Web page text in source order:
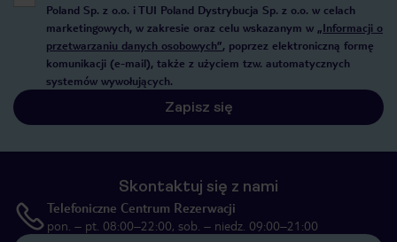
Poland Sp. z o.o. i TUI Poland Dystrybucja Sp. z o.o. w celach
marketingowych, w zakresie oraz celu wskazanym w „Informacji o
przetwarzaniu danych osobowych”, poprzez elektroniczną formę
komunikacji (e-mail), także z użyciem tzw. automatycznych
systemów wywołujących.
Zapisz się
Skontaktuj się z nami
Telefoniczne Centrum Rezerwacji
pon. – pt. 08:00–22:00, sob. – niedz. 09:00–21:00